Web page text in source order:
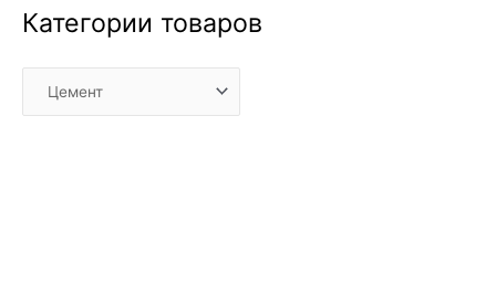
Категории товаров